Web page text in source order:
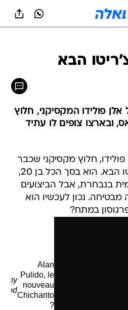
הבא
פולידו המקסיקני, חלוץ
ובארצו צופים לו עתיד
חלוץ מקסיקני שכבר
מסומן בארצו כצ'יצ'ריטו הבא. הוא בסך הכל בן 20,
בנבחרת, אבל הביצועים
מבטיחה. נכון לעכשיו הוא
במתח?
Alan
Pulido, le
nouveau
Chicharito
?
by